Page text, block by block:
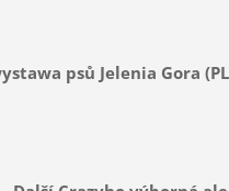
psů Jelenia Gora